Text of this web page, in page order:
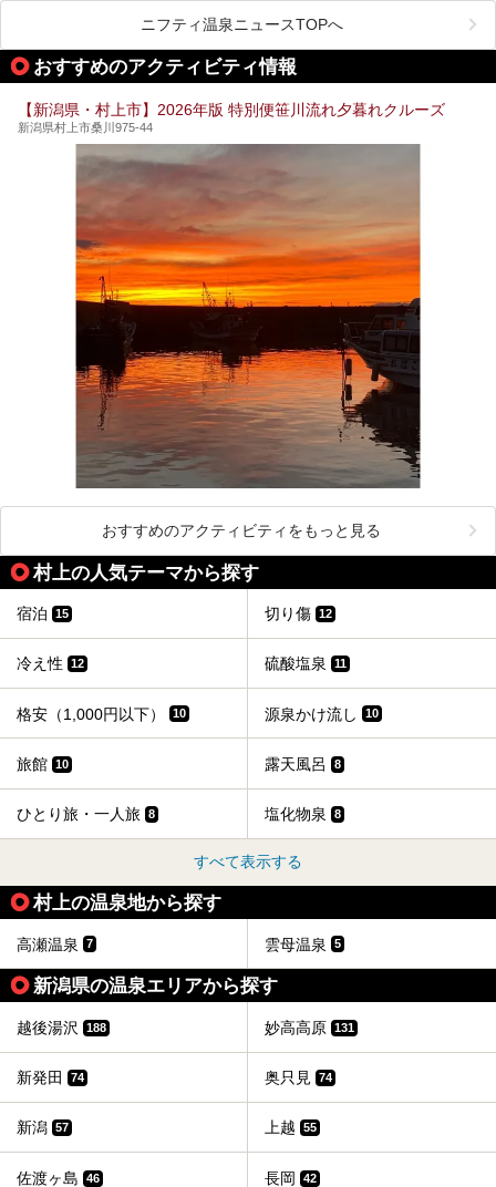
す。
この記事では、弥彦温泉の宿泊に最適なおすすめ宿や、日帰
り施設、グルメスポット、弥彦の自然を堪能できる観光スポ
ットをご紹介します。初めての弥彦温泉旅行を計画している
方に向けて、弥彦温泉の魅力を存分にお伝えしますので、ぜ
ひ参考にしてみてくださいね！
ニフティ温泉ニュースTOPへ
おすすめのアクティビティ情報
【新潟県・村上市】2026年版 特別便笹川流れ夕暮れクルーズ
新潟県村上市桑川975-44
おすすめのアクティビティをもっと見る
村上の人気テーマから探す
宿泊 15 切り傷 12
冷え性 12 硫酸塩泉 11
格安（1,000円以下） 10 源泉かけ流し 10
旅館 10 露天風呂 8
ひとり旅・一人旅 8 塩化物泉 8
すべて表示する
村上の温泉地から探す
高瀬温泉 7 雲母温泉 5
新潟県の温泉エリアから探す
越後湯沢 188 妙高高原 131
新発田 74 奥只見 74
新潟 57 上越 55
佐渡ヶ島 46 長岡 42